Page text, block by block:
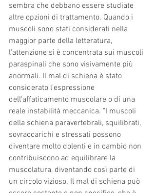
sembra che debbano essere studiate
altre opzioni di trattamento. Quando i
muscoli sono stati considerati nella
maggior parte della letteratura,
l'attenzione si è concentrata sui muscoli
paraspinali che sono visivamente più
anormali. Il mal di schiena è stato
considerato l'espressione
dell'affaticamento muscolare o di una
reale instabilità meccanica. "I muscoli
della schiena paravertebrali, squilibrati,
sovraccarichi e stressati possono
diventare molto dolenti e in cambio non
contribuiscono ad equilibrare la
muscolatura, diventando così parte di
un circolo vizioso. Il mal di schiena può